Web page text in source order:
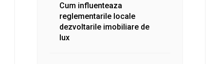
Cum influenteaza
reglementarile locale
dezvoltarile imobiliare de
lux